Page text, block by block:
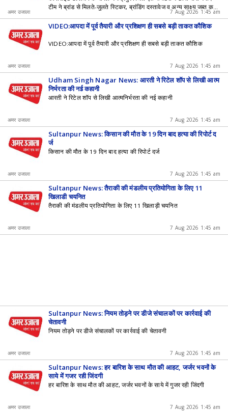
टीम ने ब्रांड से मिलते-जुलते स्टिकर, ब्रांडिंग दस्तावेज व अन्य साक्ष्य जब्त कर
अमर उजाला 7 Aug 2026 1:45 am
VIDEO:आपदा में पूर्व तैयारी और प्रशिक्षण ही सबसे बड़ी ताकत कौशिक
VIDEO:आपदा में पूर्व तैयारी और प्रशिक्षण ही सबसे बड़ी ताकत कौशिक
अमर उजाला 7 Aug 2026 1:45 am
Udham Singh Nagar News: आरती ने रिटेल शॉप से लिखी आत्म
निर्भरता की नई कहानी
आरती ने रिटेल शॉप से लिखी आत्मनिर्भरता की नई कहानी
अमर उजाला 7 Aug 2026 1:45 am
Sultanpur News: किसान की मौत के 19 दिन बाद हत्या की रिपोर्ट द
र्ज
किसान की मौत के 19 दिन बाद हत्या की रिपोर्ट दर्ज
अमर उजाला 7 Aug 2026 1:45 am
Sultanpur News: तैराकी की मंडलीय प्रतियोगिता के लिए 11
खिलाड़ी चयनित
तैराकी की मंडलीय प्रतियोगिता के लिए 11 खिलाड़ी चयनित
अमर उजाला 7 Aug 2026 1:45 am
Sultanpur News: नियम तोड़ने पर डीजे संचालकों पर कार्रवाई की
चेतावनी
नियम तोड़ने पर डीजे संचालकों पर कार्रवाई की चेतावनी
अमर उजाला 7 Aug 2026 1:45 am
Sultanpur News: हर बारिश के साथ मौत की आहट, जर्जर भवनों के
साये में गुजर रही जिंदगी
हर बारिश के साथ मौत की आहट, जर्जर भवनों के साये में गुजर रही जिंदगी
अमर उजाला 7 Aug 2026 1:45 am